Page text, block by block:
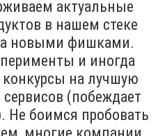
актуальные
в нашем стеке
новыми фишками.
и иногда
конкурсы на лучшую
(побеждает
Не боимся пробовать